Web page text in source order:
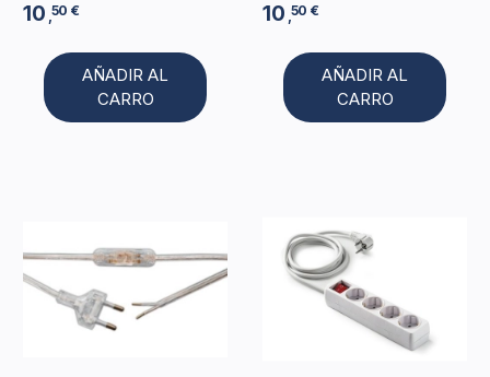
10 ,50 €
AÑADIR AL
CARRO
10 ,50 €
AÑADIR AL
CARRO